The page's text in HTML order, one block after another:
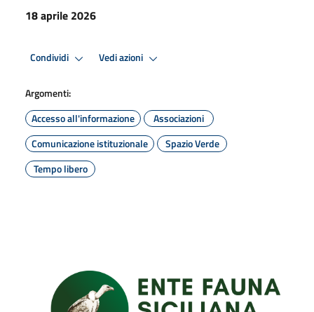
18 aprile 2026
Condividi Vedi azioni
Argomenti:
Accesso all'informazione
Associazioni
Comunicazione istituzionale
Spazio Verde
Tempo libero